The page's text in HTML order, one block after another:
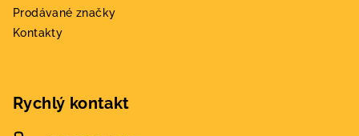
Prodávané značky
Kontakty
Rychlý kontakt